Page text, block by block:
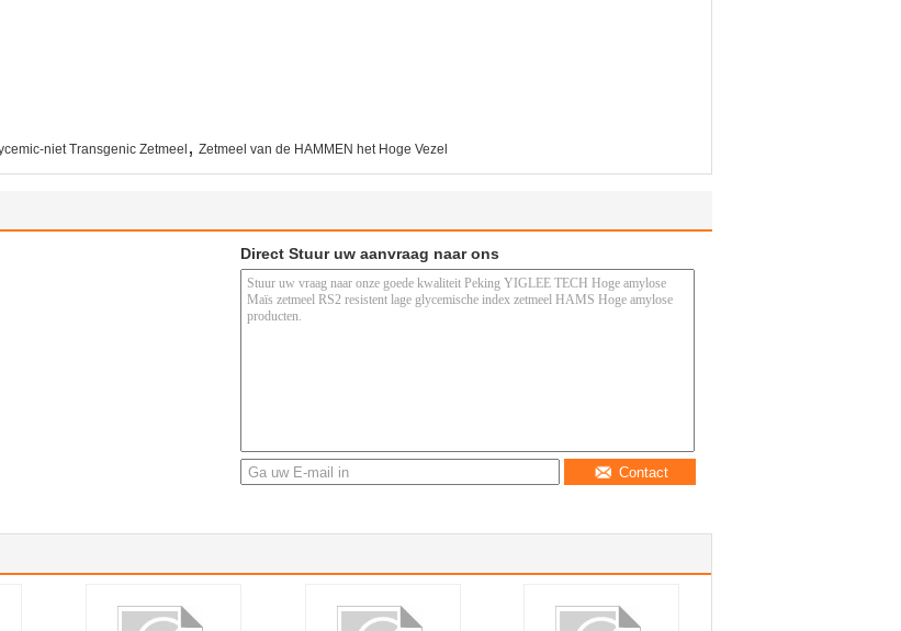
niet Transgenic Zetmeel , Zetmeel van de HAMMEN het Hoge Vezel
Direct Stuur uw aanvraag naar ons
Contact